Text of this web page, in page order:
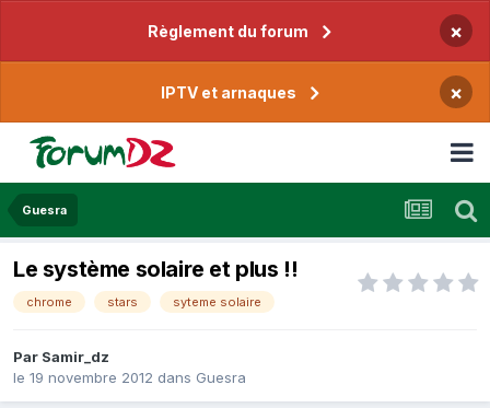
Règlement du forum ×
IPTV et arnaques ×
Guesra
Le système solaire et plus !!
chrome stars syteme solaire
Par Samir_dz
le 19 novembre 2012 dans Guesra